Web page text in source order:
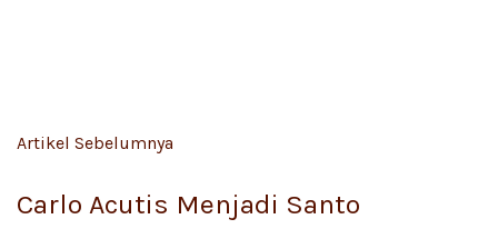
Artikel Sebelumnya
Carlo Acutis Menjadi Santo